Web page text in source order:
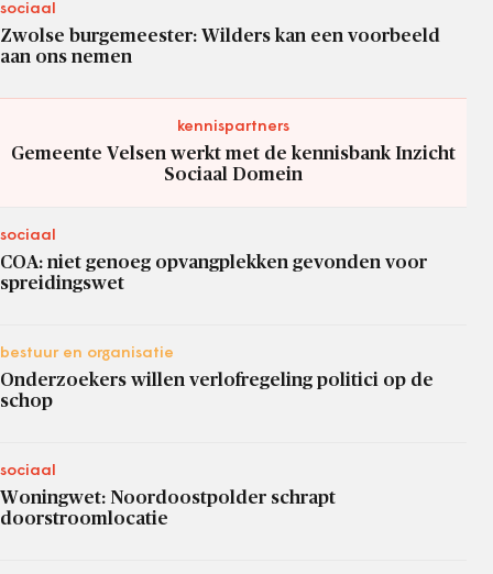
sociaal
Zwolse burgemeester: Wilders kan een voorbeeld
aan ons nemen
kennispartners
Gemeente Velsen werkt met de kennisbank Inzicht
Sociaal Domein
sociaal
COA: niet genoeg opvangplekken gevonden voor
spreidingswet
bestuur en organisatie
Onderzoekers willen verlofregeling politici op de
schop
sociaal
Woningwet: Noordoostpolder schrapt
doorstroomlocatie